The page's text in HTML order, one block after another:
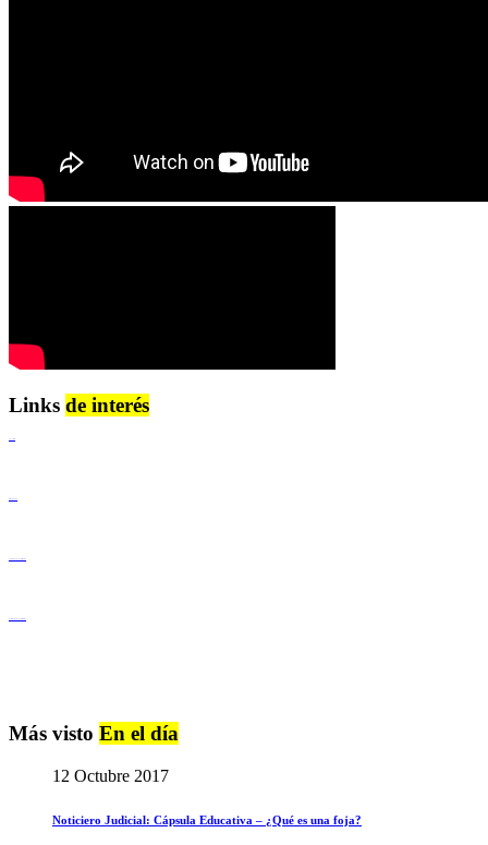
Links de interés
Más visto En el día
12 Octubre 2017
Noticiero Judicial: Cápsula Educativa – ¿Qué es una foja?